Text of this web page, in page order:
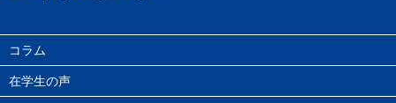
コラム
在学生の声